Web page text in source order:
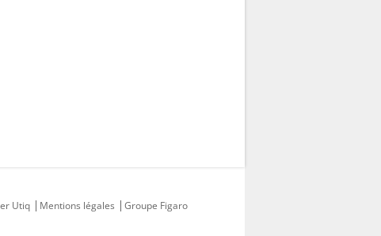
Utiq Mentions légales
Groupe Figaro